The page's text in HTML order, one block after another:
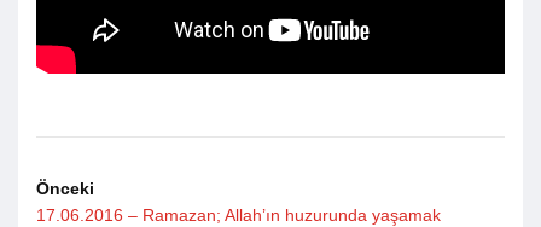
Önceki
17.06.2016 – Ramazan; Allah’ın huzurunda yaşamak